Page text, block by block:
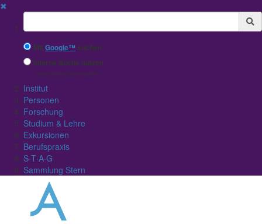
✖
Suchbegriff
MitGoogle™ suchen
Interne Suche nutzen
(eingeschränkte Ergebnisqualität)
Institut
Personen
Forschung
Studium & Lehre
Exkursionen
Berufspraxis
S·T·A·G
Sammlung Stern